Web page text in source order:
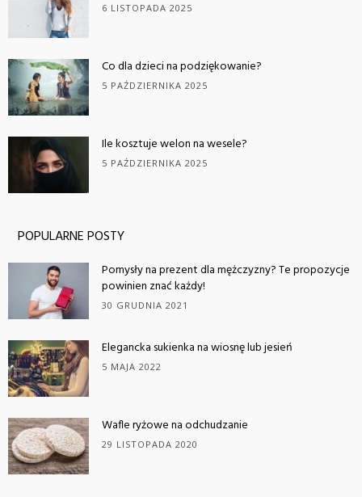
6 LISTOPADA 2025
Co dla dzieci na podziękowanie?
5 PAŹDZIERNIKA 2025
Ile kosztuje welon na wesele?
5 PAŹDZIERNIKA 2025
POPULARNE POSTY
Pomysły na prezent dla mężczyzny? Te propozycje
powinien znać każdy!
30 GRUDNIA 2021
Elegancka sukienka na wiosnę lub jesień
5 MAJA 2022
Wafle ryżowe na odchudzanie
29 LISTOPADA 2020